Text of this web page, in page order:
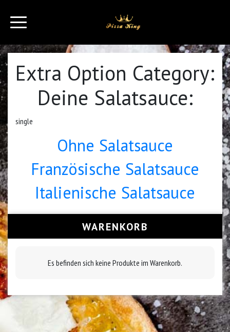
Extra Option Category:
Deine Salatsauce:
single
Ohne Salatsauce
Französische Salatsauce
Italienische Salatsauce
WARENKORB
Es befinden sich keine Produkte im Warenkorb.